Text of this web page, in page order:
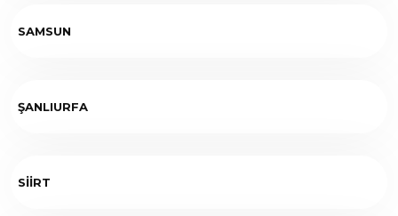
SAMSUN
ŞANLIURFA
SİİRT